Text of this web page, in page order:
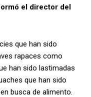
el director del
que han sido
rapaces como
han sido lastimadas
que han sido
busca de alimento.